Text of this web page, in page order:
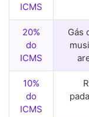
ICMS
20%
do
ICMS
Gás
10%
do
ICMS